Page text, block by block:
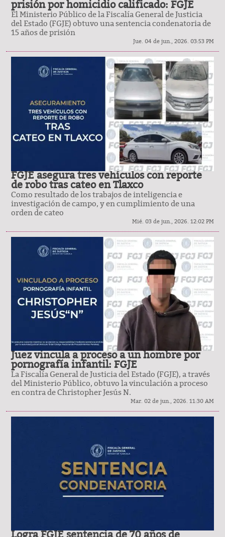
prisión por homicidio calificado: FGJE
El Ministerio Público de la Fiscalía General de Justicia
del Estado (FGJE) obtuvo una sentencia condenatoria de
15 años de prisión
Jue. 04 de jun., 2026. 03:53 PM
FGJE asegura tres vehículos con reporte
de robo tras cateo en Tlaxco
Como resultado de los trabajos de inteligencia e
investigación de campo, y en cumplimiento de una
orden de cateo
Mié. 03 de jun., 2026. 12:02 PM
Juez vincula a proceso a un hombre por
pornografía infantil: FGJE
La Fiscalía General de Justicia del Estado (FGJE), a través
del Ministerio Público, obtuvo la vinculación a proceso
en contra de Christopher Jesús N.
Mar. 02 de jun., 2026. 11:30 AM